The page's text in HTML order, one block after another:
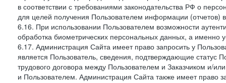
в соответствии с требованиями законодательства РФ о
для целей получения Пользователем информации (отчетов)
6.16. При использовании Пользователем возможности
обработка биометрических персональных данных, а именно
6.17. Администрация Сайта имеет право запросить у
является Пользователь, сведения, подтверждающие статус
трудового договора между Пользователем и Заказчиком и/
и Пользователем. Администрация Сайта также имеет право